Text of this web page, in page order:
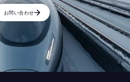
お問い合わせ